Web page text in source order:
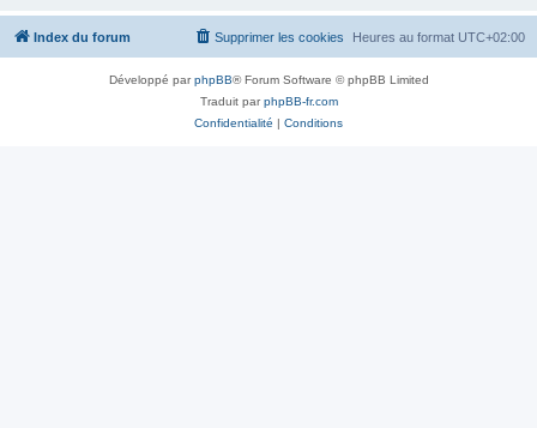
h
Index du forum Heures au format UTC+02:00
Supprimer les cookies
Développé parphpBB® Forum Software © phpBB Limited
Traduit parphpBB-fr.com
Confidentialité | Conditions